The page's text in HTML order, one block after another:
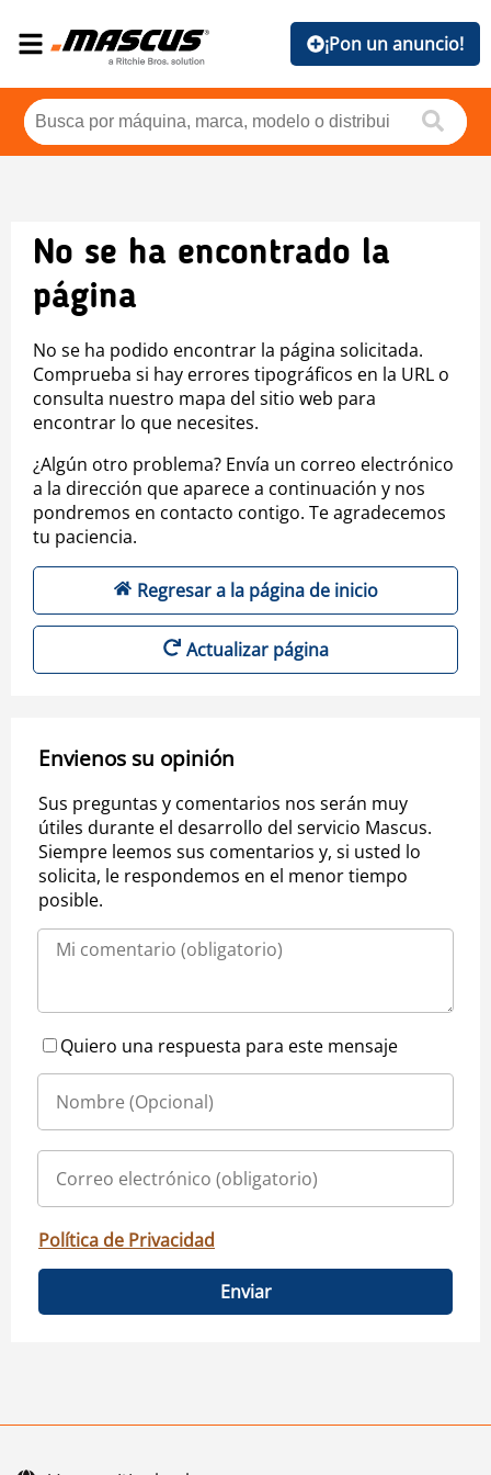
¡Pon un anuncio!
No se ha encontrado la
página
No se ha podido encontrar la página solicitada.
Comprueba si hay errores tipográficos en la URL o
consulta nuestro mapa del sitio web para
encontrar lo que necesites.
¿Algún otro problema? Envía un correo electrónico
a la dirección que aparece a continuación y nos
pondremos en contacto contigo. Te agradecemos
tu paciencia.
Regresar a la página de inicio
Actualizar página
Envienos su opinión
Sus preguntas y comentarios nos serán muy
útiles durante el desarrollo del servicio Mascus.
Siempre leemos sus comentarios y, si usted lo
solicita, le respondemos en el menor tiempo
posible.
Quiero una respuesta para este mensaje
Política de Privacidad
Enviar